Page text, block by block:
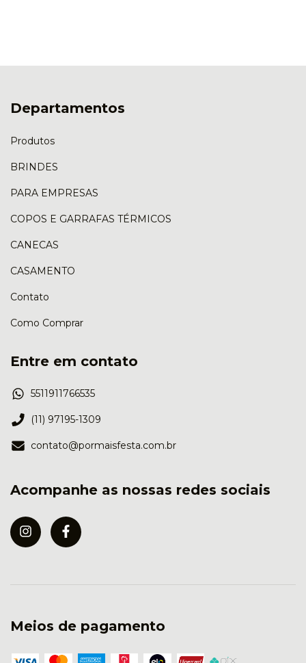
Departamentos
Produtos
BRINDES
PARA EMPRESAS
COPOS E GARRAFAS TÉRMICOS
CANECAS
CASAMENTO
Contato
Como Comprar
Entre em contato
5511911766535
(11) 97195-1309
contato@pormaisfesta.com.br
Acompanhe as nossas redes sociais
Meios de pagamento